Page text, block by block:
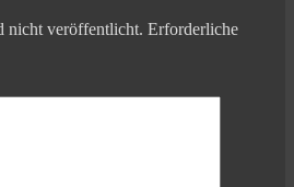
nicht veröffentlicht. Erforderliche